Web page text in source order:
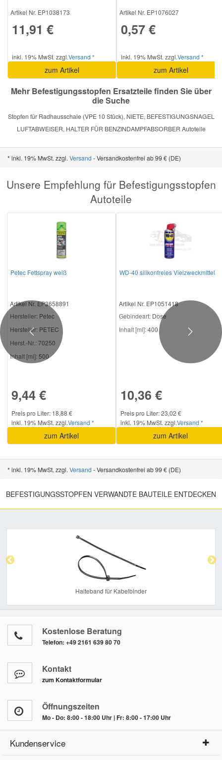
Artikel Nr. EP1038173
11,91 €
inkl. 19% MwSt. zzgl.Versand *
zum Artikel
Artikel Nr. EP1076027
0,57 €
inkl. 19% MwSt. zzgl.Versand *
zum Artikel
Mehr Befestigungsstopfen Ersatzteile finden Sie über
die Suche
Stopfen für Radhausschale (VPE 10 Stück), NIETE, BEFESTIGUNGSNAGEL
LUFTABWEISER, HALTER FÜR BENZINDAMPFABSORBER Autoteile
* inkl. 19% MwSt. zzgl. Versand - Versandkostenfrei ab 99 € (DE)
Unsere Empfehlung für Befestigungsstopfen
Autoteile
Petec Fettspray weiß
Artikel Nr. EP3658891
Hersteller: Petec
Hersteller: PETEC
Herst.-Nr.: 70250
Inhalt [ml]: 500
9,44 €
Preis pro Liter: 18,88 €
inkl. 19% MwSt. zzgl.Versand *
zum Artikel
WD-40 silikonfreies Vielzweckmittel
Artikel Nr. EP1051418
Gebindeart: Dose
Inhalt [ml]:400
10,36 €
Preis pro Liter: 23,02 €
inkl. 19% MwSt. zzgl.Versand *
zum Artikel
Previous Next
* inkl. 19% MwSt. zzgl. Versand - Versandkostenfrei ab 99 € (DE)
BEFESTIGUNGSSTOPFEN VERWANDTE BAUTEILE ENTDECKEN
Halteband für Kabelbinder
Kostenlose Beratung
Telefon: +49 2161 639 80 70
Kontakt
zum Kontaktformular
Öffnungszeiten
Mo - Do: 8:00 - 18:00 Uhr | Fr: 8:00 - 17:00 Uhr
Kundenservice
Smart Ersatzteile
Suzuki Ersatzteile
Toyota Ersatzteile